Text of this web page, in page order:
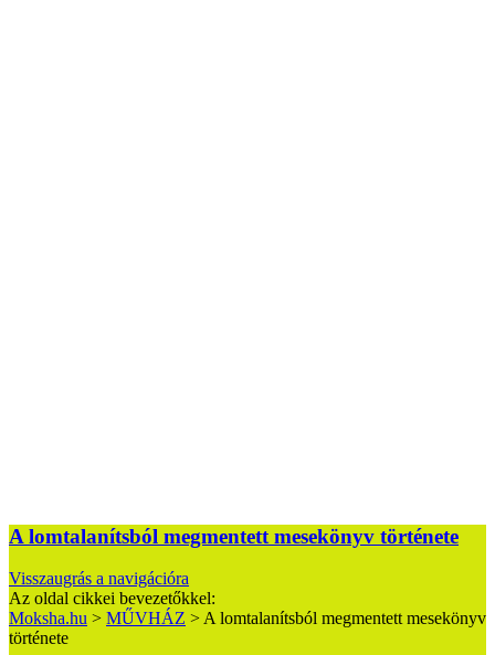
A lomtalanítsból megmentett mesekönyv története
Visszaugrás a navigációra
Az oldal cikkei bevezetőkkel:
Moksha.hu > MŰVHÁZ >A lomtalanítsból megmentett mesekönyv
története